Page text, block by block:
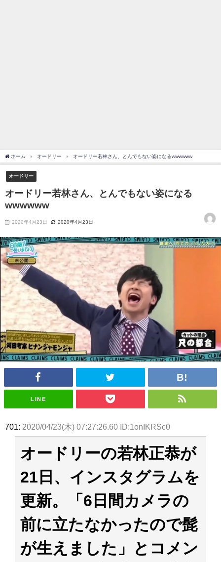
日向坂46まとめのまとめ / 【日向坂46】富田鈴花1st写真集、発売記念記者
会見の模様がこちら！
乃木坂欅坂まとめのまとめ / 【日向坂46】河田陽菜卒業の影響、ガチでデ
カそう...
欅坂あんてな ～欅坂46のニュース・情報・話題をピックアップ / れなッ
ピーズ集結！櫻坂46守屋麗奈×遠藤理子、8/6「ラヴィット！」水曜スタジオ出
演決定
欅坂/日向坂46まとめのまとめ / 【櫻坂46】田村保乃だけジャージを脱いで
いた理由
から」佐々木久美と卒業後初の共演の様子がこちら！【激レアさん】
日向坂46まとめのまとめ / 【元日向坂46】情報解禁前で言えない！？丹生
ちゃん、メンバーと会った模様
乃木坂欅坂まとめのまとめ / 【日向坂46】この月、何かあるのか！？『お
願いバッハ！』ミーグリ日程がこちら
欅坂/日向坂46まとめのまとめ / 【櫻坂46】ミーグリで喧嘩！？山下瞳月、
これはマジギレしてる
乃木坂46アンテナ / 【櫻坂46】ハリソン守屋「ゆーづのせいです」【ラヴ
乃木坂あんてな ～乃木坂46・欅坂46・日向坂46のニュース・情報・話題
をピックアップ / 良い品揃え！櫻坂46 12thシングル『Make or Break』オフィ
シャルグッズ絶賛販売受付中
日向坂46まとめのまとめ / 【日向坂46】この月、何かあるのか！？『お願
いバッハ！』ミーグリ日程がこちら
日向坂46まとめのまとめ / 【元日向坂46】この卒業生、めちゃくちゃテレ
ビで見かけるな
欅坂/日向坂46まとめのまとめ / 【櫻坂46】リアルミーグリであの販売も！
『Make or Break』オフィシャルグッズ解禁
乃木坂46アンテナ / 【櫻坂46】ミーグリで喧嘩！？山下瞳月、これはマジ
乃木坂あんてな ～乃木坂46・欅坂46・日向坂46のニュース・情報・話題
をピックアップ / れなッピーズ集結！櫻坂46守屋麗奈×遠藤理子、8/6「ラヴィ
日向坂46まとめのまとめ / 【日向坂46】富田鈴花、次の事務所が決まって
そう！？
日向坂46まとめのまとめ / 【日向坂46】富田鈴花、次の事務所が決まって
そう！？
ハ！』ミーグリ日程がこちら
乃木坂あんてな ～乃木坂46・欅坂46・日向坂46のニュース・情報・話題
林さんと再会した結果･･･【激レアさんを連れてきた。】
欅坂46/日向坂46まとめのまとめ / 『anan』の表紙の櫻坂46さん、多様性
の時代だと話題に
欅坂46/日向坂46まとめのまとめ / 日向坂46より重大発表！！！！
ホーム オードリー オードリー若林さん、とんでもない姿になるwwwwww
オードリー
オードリー若林さん、とんでもない姿になる
wwwwww
2020年4月23日 2020年4月23日
LINE
701: 2020/04/23(木) 07:27:26.60 ID:1onIKRSc0
オードリーの若林正恭が
21日、インスタグラムを
更新。「6日間カメラの
前に立たなかったので髭
が生えました」とコメン